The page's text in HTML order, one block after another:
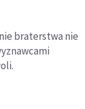
braterstwa nie